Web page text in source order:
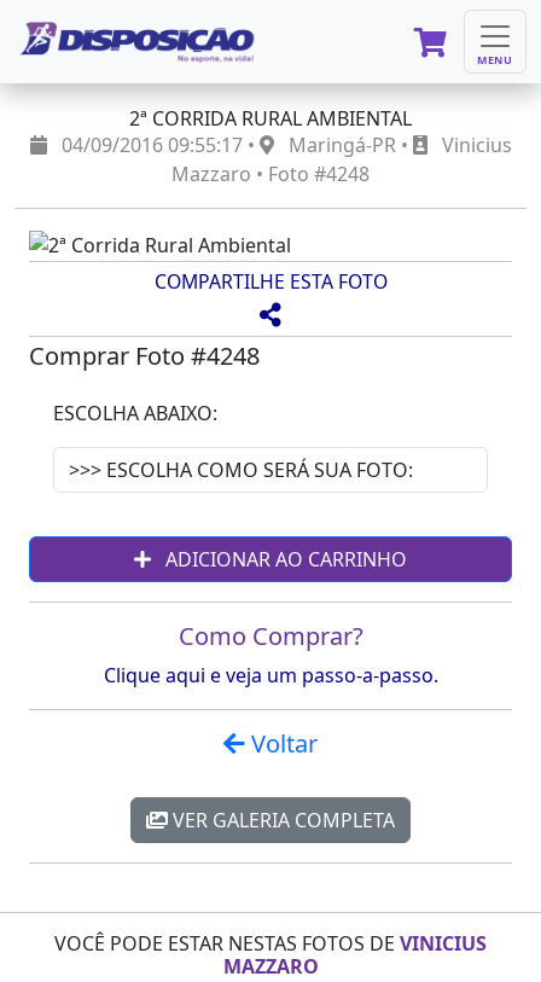
MENU
2ª CORRIDA RURAL AMBIENTAL
04/09/2016 09:55:17 •
Maringá-PR •
Vinicius
Mazzaro • Foto #4248
COMPARTILHE ESTA FOTO
Comprar Foto #4248
ESCOLHA ABAIXO:
ADICIONAR AO CARRINHO
Como Comprar?
Clique aqui e veja um passo-a-passo.
Voltar
VER GALERIA COMPLETA
VOCÊ PODE ESTAR NESTAS FOTOS DE VINICIUS
MAZZARO